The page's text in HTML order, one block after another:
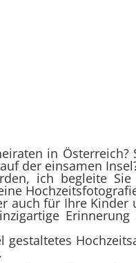
in Österreich?
der einsamen
ich begleite
auch für Ihre
gestaltetes